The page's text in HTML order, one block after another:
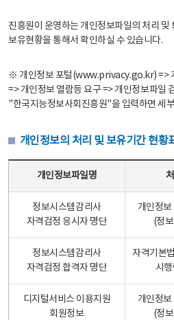
진흥원이 운영하는 개인정보파일의 처리 및
보유현황을 통해서 확인하실 수 있습니다.
※ 개인정보 포털(www.privacy.go.kr) =>
=> 개인정보 열람등 요구 => 개인정보파일
"한국지능정보사회진흥원"을 입력하면 세
개인정보의 처리 및 보유기간 현황
개인정보파일명
정보시스템감리사
자격검정 응시자 명단
개인정
(정
정보시스템감리사
자격검정 합격자 명단
자격기본
시
디지털서비스 이용지원
회원정보
개인정
(정